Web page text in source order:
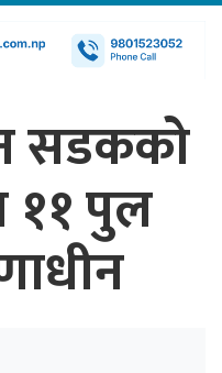
सडकको
११ पुल